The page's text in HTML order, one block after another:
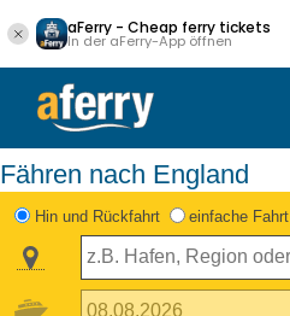
aFerry - Cheap ferry tickets
In der aFerry-App öffnen
Fähren nach England
Hin und Rückfahrt einfache Fahrt